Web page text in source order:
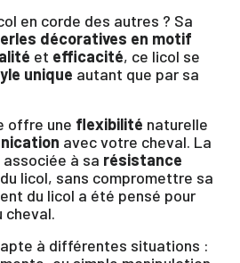
en corde des autres ? Sa
décoratives en motif
et efficacité, ce licol se
unique autant que par sa
offre une flexibilité naturelle
avec votre cheval. La
à sa résistance
licol, sans compromettre sa
du licol a été pensé pour
cheval.
à différentes situations :